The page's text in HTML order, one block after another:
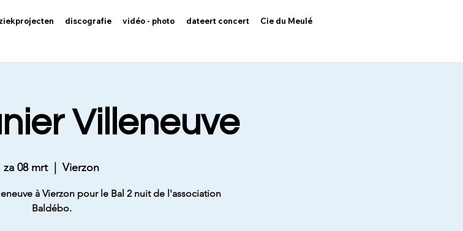
discografie vidéo - photo dateert concert Cie du Meulé
Villeneuve
za 08 mrt
  |
Vierzon
à Vierzon pour le Bal 2 nuit de l'association
Baldébo.